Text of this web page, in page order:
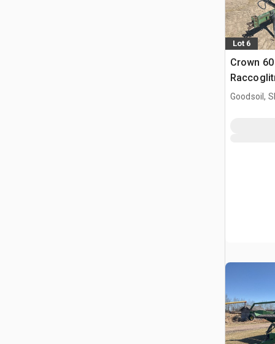
Lot 6
Crown
Goodsoil,